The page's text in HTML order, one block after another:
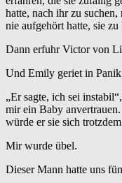
hatte, nach ihr zu
nie aufgehört hatte, sie zu
Dann erfuhr Victor von
Und Emily geriet in
„Er sagte, ich sei
mir ein Baby
würde er sie sich
Mir wurde übel.
Dieser Mann hatte uns